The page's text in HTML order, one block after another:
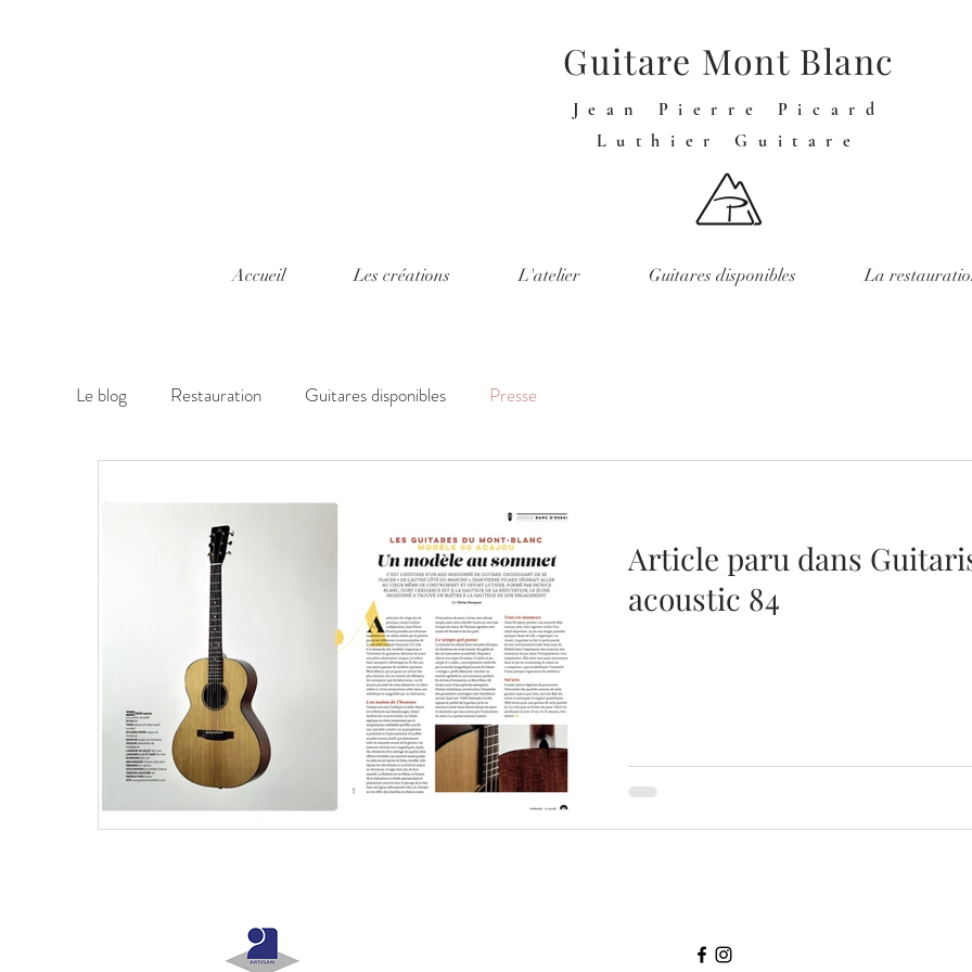
Guitare Mont Blanc
Jean Pierre Picard
Luthier Guitare
Accueil Les créations L'atelier Guitares disponibles La
Le blog Restauration Guitares disponibles Presse
Article paru dans
acoustic 84